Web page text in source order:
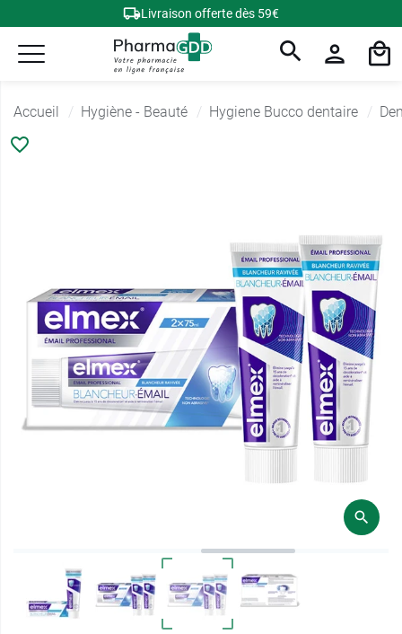
Livraison offerte dès 59€
Accueil Hygiène - Beauté Hygiene Bucco dentaire